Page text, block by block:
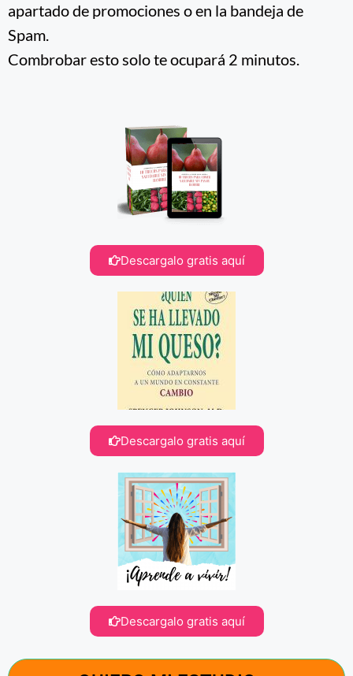
apartado de promociones o en la bandeja de
Spam.
Combrobar esto solo te ocupará 2 minutos.
Descargalo gratis aquí
Descargalo gratis aquí
Descargalo gratis aquí